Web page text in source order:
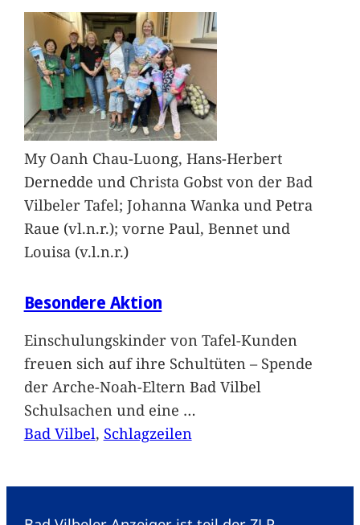
My Oanh Chau-Luong, Hans-Herbert
Dernedde und Christa Gobst von der Bad
Vilbeler Tafel; Johanna Wanka und Petra
Raue (vl.n.r.); vorne Paul, Bennet und
Louisa (v.l.n.r.)
Besondere Aktion
Einschulungskinder von Tafel-Kunden
freuen sich auf ihre Schultüten – Spende
der Arche-Noah-Eltern Bad Vilbel
Schulsachen und eine …
Bad Vilbel, Schlagzeilen